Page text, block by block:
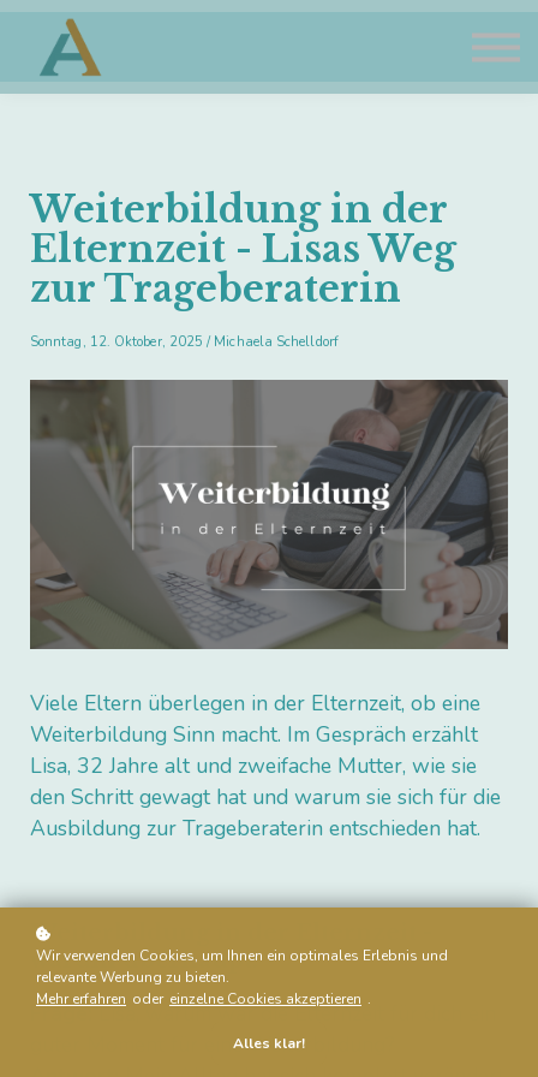
Sign in
Weiterbildung in der
Elternzeit - Lisas Weg
zur Trageberaterin
Sonntag, 12. Oktober, 2025 / Michaela Schelldorf
Viele Eltern überlegen in der Elternzeit, ob eine
Weiterbildung Sinn macht. Im Gespräch erzählt
Lisa, 32 Jahre alt und zweifache Mutter, wie sie
den Schritt gewagt hat und warum sie sich für die
Ausbildung zur Trageberaterin entschieden hat.
Weiterbildung in der Elternzeit -
warum überhaupt?
Frage:Lisa, warum war die Elternzeit für dich ein
guter Moment für eine Weiterbildung?
Wir verwenden Cookies, um Ihnen ein optimales Erlebnis und
relevante Werbung zu bieten.
Mehr erfahren oder einzelne Cookies akzeptieren .
Alles klar!